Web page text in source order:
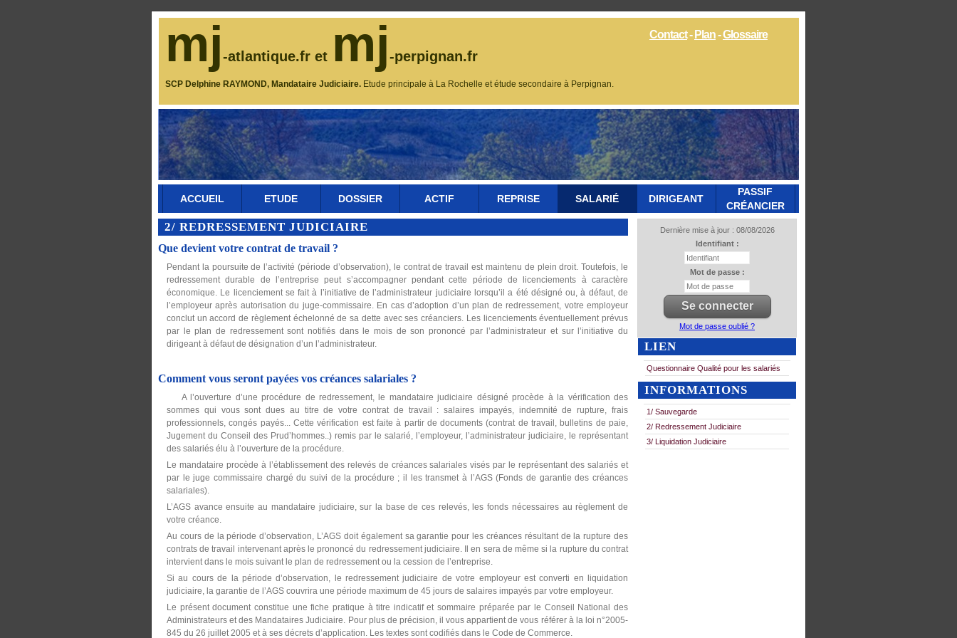
mj-atlantique.fr et mj-perpignan.fr
SCP Delphine RAYMOND, Mandataire Judiciaire. Etude principale à La Rochelle et étude secondaire à Perpignan.
Contact- Plan-Glossaire
ACCUEIL ETUDE DOSSIER ACTIF REPRISE SALARIÉ DIRIGEANT
PASSIF
CRÉANCIER
Dernière mise à jour : 08/08/2026
Identifiant :
Mot de passe :
Mot de passe oublié ?
LIEN
Questionnaire Qualité pour les salariés
INFORMATIONS
1/ Sauvegarde
2/ Redressement Judiciaire
3/ Liquidation Judiciaire
2/ REDRESSEMENT JUDICIAIRE
Que devient votre contrat de travail ?
Pendant la poursuite de l’activité (période d’observation), le contrat de travail est maintenu de plein droit. Toutefois, le
redressement durable de l’entreprise peut s’accompagner pendant cette période de licenciements à caractère
économique. Le licenciement se fait à l’initiative de l’administrateur judiciaire lorsqu’il a été désigné ou, à défaut, de
l’employeur après autorisation du juge-commissaire. En cas d’adoption d’un plan de redressement, votre employeur
conclut un accord de règlement échelonné de sa dette avec ses créanciers. Les licenciements éventuellement prévus
par le plan de redressement sont notifiés dans le mois de son prononcé par l’administrateur et sur l’initiative du
dirigeant à défaut de désignation d’un l’administrateur.
Comment vous seront payées vos créances salariales ?
A l’ouverture d’une procédure de redressement, le mandataire judiciaire désigné procède à la vérification des
sommes qui vous sont dues au titre de votre contrat de travail : salaires impayés, indemnité de rupture, frais
professionnels, congés payés... Cette vérification est faite à partir de documents (contrat de travail, bulletins de paie,
Jugement du Conseil des Prud’hommes..) remis par le salarié, l’employeur, l’administrateur judiciaire, le représentant
des salariés élu à l’ouverture de la procédure.
Le mandataire procède à l’établissement des relevés de créances salariales visés par le représentant des salariés et
par le juge commissaire chargé du suivi de la procédure ; il les transmet à l’AGS (Fonds de garantie des créances
salariales).
L’AGS avance ensuite au mandataire judiciaire, sur la base de ces relevés, les fonds nécessaires au règlement de
votre créance.
Au cours de la période d’observation, L’AGS doit également sa garantie pour les créances résultant de la rupture des
contrats de travail intervenant après le prononcé du redressement judiciaire. Il en sera de même si la rupture du contrat
intervient dans le mois suivant le plan de redressement ou la cession de l’entreprise.
Si au cours de la période d’observation, le redressement judiciaire de votre employeur est converti en liquidation
judiciaire, la garantie de l’AGS couvrira une période maximum de 45 jours de salaires impayés par votre employeur.
Le présent document constitue une fiche pratique à titre indicatif et sommaire préparée par le Conseil National des
Administrateurs et des Mandataires Judiciaire. Pour plus de précision, il vous appartient de vous référer à la loi n°2005-
845 du 26 juillet 2005 et à ses décrets d’application. Les textes sont codifiés dans le Code de Commerce.